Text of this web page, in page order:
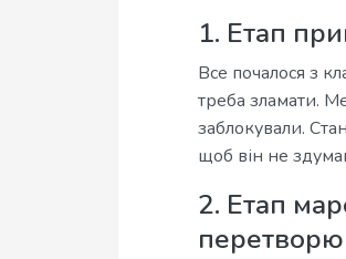
1. Етап
Все почалося з
треба зламати.
заблокували.
щоб він не
2. Етап